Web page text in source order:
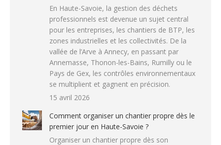
En Haute-Savoie, la gestion des déchets
professionnels est devenue un sujet central
pour les entreprises, les chantiers de BTP, les
zones industrielles et les collectivités. De la
vallée de l’Arve à Annecy, en passant par
Annemasse, Thonon-les-Bains, Rumilly ou le
Pays de Gex, les contrôles environnementaux
se multiplient et gagnent en précision.
15 avril 2026
Comment organiser un chantier propre dès le
premier jour en Haute-Savoie ?
Organiser un chantier propre dès son